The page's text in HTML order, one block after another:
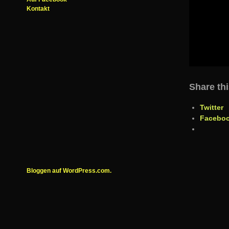
Kontakt
Share
Twitter
Bloggen auf WordPress.com.